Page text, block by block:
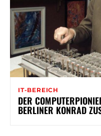
IT-BEREICH
DER
BERLINER KONRAD